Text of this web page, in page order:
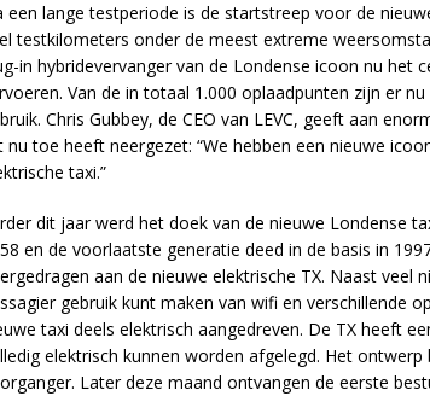
een lange testperiode is de startstreep voor de
testkilometers onder de meest extreme
in hybridevervanger van de Londense icoon nu het
Van de in totaal 1.000 oplaadpunten zijn er
Chris Gubbey, de CEO van LEVC, geeft aan
nu toe heeft neergezet: “We hebben een nieuwe
taxi.”
dit jaar werd het doek van de nieuwe Londense
en de voorlaatste generatie deed in de basis in
aan de nieuwe elektrische TX. Naast veel
gebruik kunt maken van wifi en verschillende
taxi deels elektrisch aangedreven. De TX heeft
elektrisch kunnen worden afgelegd. Het
Later deze maand ontvangen de eerste